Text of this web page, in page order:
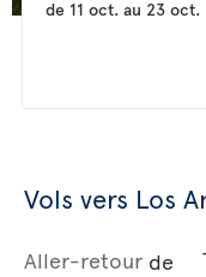
de 11 oct.au 23 oct.
Vols vers Los
Aller-retour de